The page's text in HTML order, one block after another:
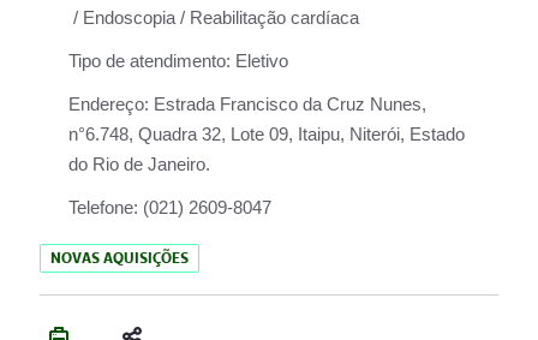
/ Endoscopia / Reabilitação cardíaca
Tipo de atendimento: Eletivo
Endereço: Estrada Francisco da Cruz Nunes,
n°6.748, Quadra 32, Lote 09, Itaipu, Niterói, Estado
do Rio de Janeiro.
Telefone: (021) 2609-8047
NOVAS AQUISIÇÕES